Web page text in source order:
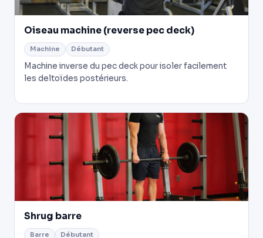
Oiseau machine (reverse pec deck)
Machine Débutant
Machine inverse du pec deck pour isoler facilement
les deltoïdes postérieurs.
Shrug barre
Barre Débutant